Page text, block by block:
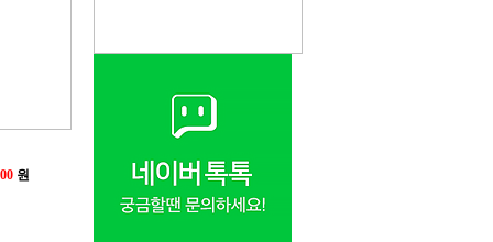
원